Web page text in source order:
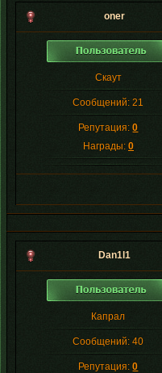
oner
Скаут
Сообщений:21
Репутация:0
Награды: 0
Dan1l1
Капрал
Сообщений:40
Репутация:0